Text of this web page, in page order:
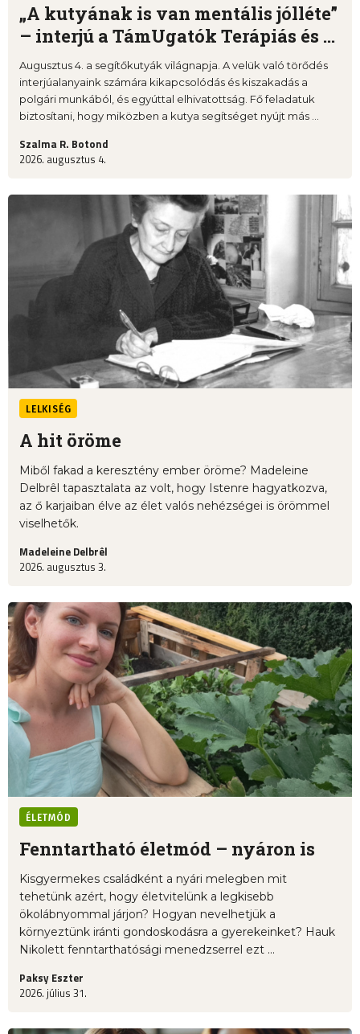
„A kutyának is van mentális jólléte”
– interjú a TámUgatók Terápiás és ...
Augusztus 4. a segítőkutyák világnapja. A velük való törődés
interjúalanyaink számára kikapcsolódás és kiszakadás a
polgári munkából, és egyúttal elhivatottság. Fő feladatuk
biztosítani, hogy miközben a kutya segítséget nyújt más ...
Szalma R. Botond
2026. augusztus 4.
LELKISÉG
A hit öröme
Miből fakad a keresztény ember öröme? Madeleine
Delbrêl tapasztalata az volt, hogy Istenre hagyatkozva,
az ő karjaiban élve az élet valós nehézségei is örömmel
viselhetők.
Madeleine Delbrêl
2026. augusztus 3.
ÉLETMÓD
Fenntartható életmód – nyáron is
Kisgyermekes családként a nyári melegben mit
tehetünk azért, hogy életvitelünk a legkisebb
ökolábnyommal járjon? Hogyan nevelhetjük a
környeztünk iránti gondoskodásra a gyerekeinket? Hauk
Nikolett fenntarthatósági menedzserrel ezt ...
Paksy Eszter
2026. július 31.